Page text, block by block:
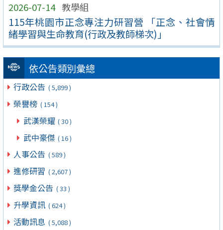
2026-07-14 教學組
115年桃園市正念專注力研習營 「正念、社會情
緒學習與生命教育(行政及教師梯次)」
依公告類別彙總
行政公告 ( 5,899 )
榮譽榜 ( 154 )
武漢榮耀 ( 30 )
武中豪傑 ( 16 )
人事公告 ( 589 )
進修研習 ( 2,607 )
獎學金公告 ( 33 )
升學資訊 ( 624 )
活動訊息 ( 5,088 )